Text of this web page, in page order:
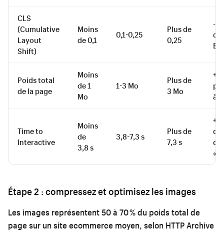
CLS
(Cumulative
Layout
Shift)
Moins
de 0,1
0,1-0,25
Plus de
0,25
-
de
Poids total
de la page
Moins
de 1
Mo
1-3 Mo
Plus de
3 Mo
à
Time to
Interactive
Moins
de
3,8 s
3,8-7,3 s
Plus de
7,3 s
de
«
Étape 2 : compressez et optimisez les images
Les images représentent 50 à 70 % du poids total de
page sur un site ecommerce moyen, selon HTTP Archive